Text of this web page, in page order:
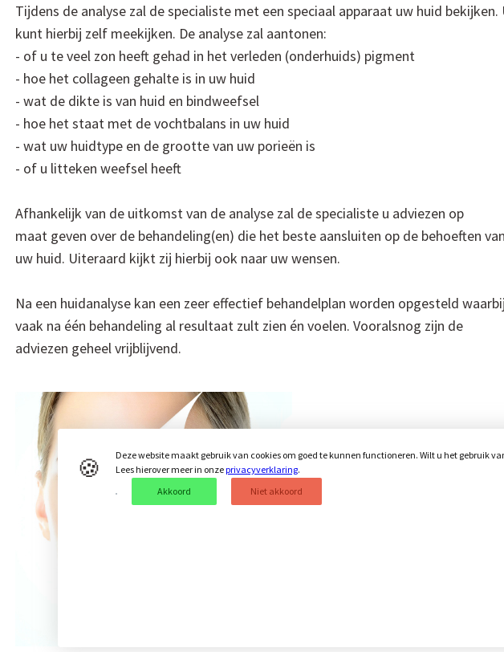
Tijdens de analyse zal de specialiste met een speciaal apparaat uw huid bekijken.
kunt hierbij zelf meekijken. De analyse zal aantonen:
- of u te veel zon heeft gehad in het verleden (onderhuids) pigment
- hoe het collageen gehalte is in uw huid
- wat de dikte is van huid en bindweefsel
- hoe het staat met de vochtbalans in uw huid
- wat uw huidtype en de grootte van uw porieën is
- of u litteken weefsel heeft
Afhankelijk van de uitkomst van de analyse zal de specialiste u adviezen op
maat geven over de behandeling(en) die het beste aansluiten op de behoeften van
uw huid. Uiteraard kijkt zij hierbij ook naar uw wensen.
Na een huidanalyse kan een zeer effectief behandelplan worden opgesteld waarbij
vaak na één behandeling al resultaat zult zien én voelen. Vooralsnog zijn de
adviezen geheel vrijblijvend.
🍪
Deze website maakt gebruik van cookies om goed te kunnen functioneren. Wilt u het gebruik
Lees hierover meer in onzeprivacyverklaring.
Akkoord
Niet akkoord